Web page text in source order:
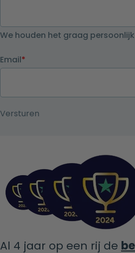
We houden het graag persoonlijk
Email*
Al 4 jaar op een rij de